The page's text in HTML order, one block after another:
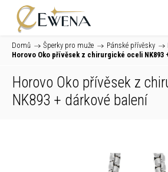
Domů / Šperky pro muže / Pánské přívěsky /
Horovo Oko přívěsek z chirurgické oceli NK893
Horovo Oko přívěsek z
NK893 + dárkové balení